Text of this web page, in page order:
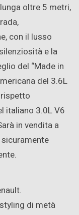
oltre 5 metri,
con il lusso
e la
del “Made in
del 3.6L
italiano 3.0L V6
in vendita a
di metà